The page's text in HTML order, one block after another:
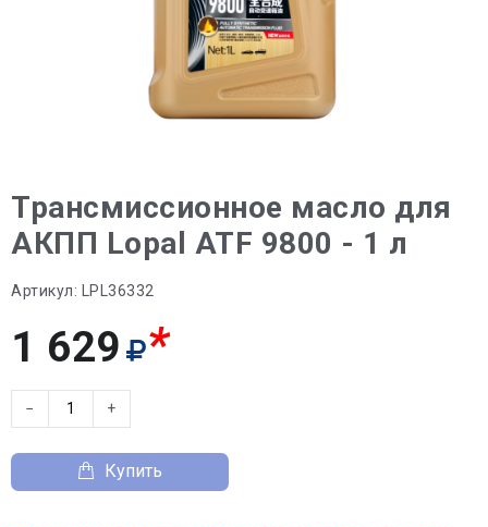
Трансмиссионное масло для
АКПП Lopal ATF 9800 - 1 л
Артикул: LPL36332
1 629 *
− +
Купить